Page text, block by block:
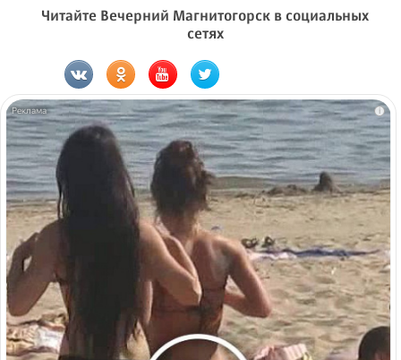
Читайте Вечерний Магнитогорск в социальных
сетях
i